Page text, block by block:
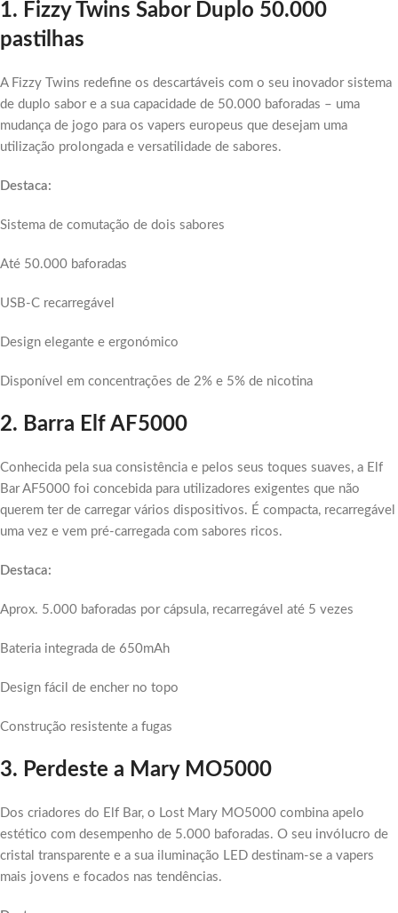
1. Fizzy Twins Sabor Duplo 50.000
pastilhas
A Fizzy Twins redefine os descartáveis com o seu inovador sistema
de duplo sabor e a sua capacidade de 50.000 baforadas – uma
mudança de jogo para os vapers europeus que desejam uma
utilização prolongada e versatilidade de sabores.
Destaca:
Sistema de comutação de dois sabores
Até 50.000 baforadas
USB-C recarregável
Design elegante e ergonómico
Disponível em concentrações de 2% e 5% de nicotina
2. Barra Elf AF5000
Conhecida pela sua consistência e pelos seus toques suaves, a Elf
Bar AF5000 foi concebida para utilizadores exigentes que não
querem ter de carregar vários dispositivos. É compacta, recarregável
uma vez e vem pré-carregada com sabores ricos.
Destaca:
Aprox. 5.000 baforadas por cápsula, recarregável até 5 vezes
Bateria integrada de 650mAh
Design fácil de encher no topo
Construção resistente a fugas
3. Perdeste a Mary MO5000
Dos criadores do Elf Bar, o Lost Mary MO5000 combina apelo
estético com desempenho de 5.000 baforadas. O seu invólucro de
cristal transparente e a sua iluminação LED destinam-se a vapers
mais jovens e focados nas tendências.